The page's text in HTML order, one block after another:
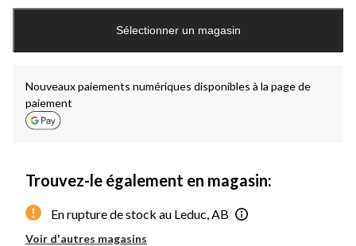
jour
Sélectionner un magasin
Nouveaux paiements numériques disponibles à la page de
paiement
Trouvez-le également en magasin:
En rupture de stock au Leduc, AB
Voir d'autres magasins